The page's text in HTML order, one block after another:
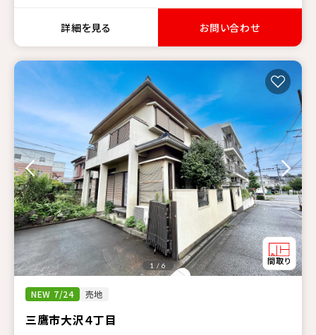
詳細を見る お問い合わせ
NEW 7/24 売地
三鷹市大沢４丁目
1 / 6